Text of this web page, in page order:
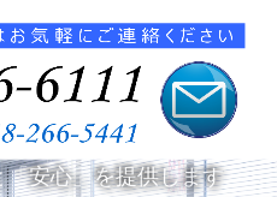
安心」を提供します